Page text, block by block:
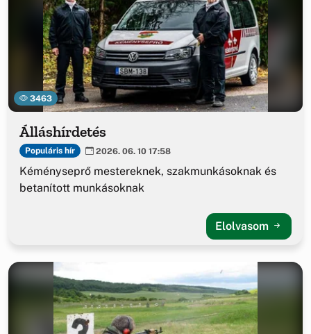
3463
Álláshírdetés
Populáris hír 2026. 06. 10 17:58
Kéményseprő mestereknek, szakmunkásoknak és
betanított munkásoknak
Elolvasom